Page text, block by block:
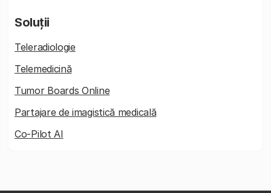
Soluții
Teleradiologie
Telemedicină
Tumor Boards Online
Partajare de imagistică medicală
Co-Pilot AI